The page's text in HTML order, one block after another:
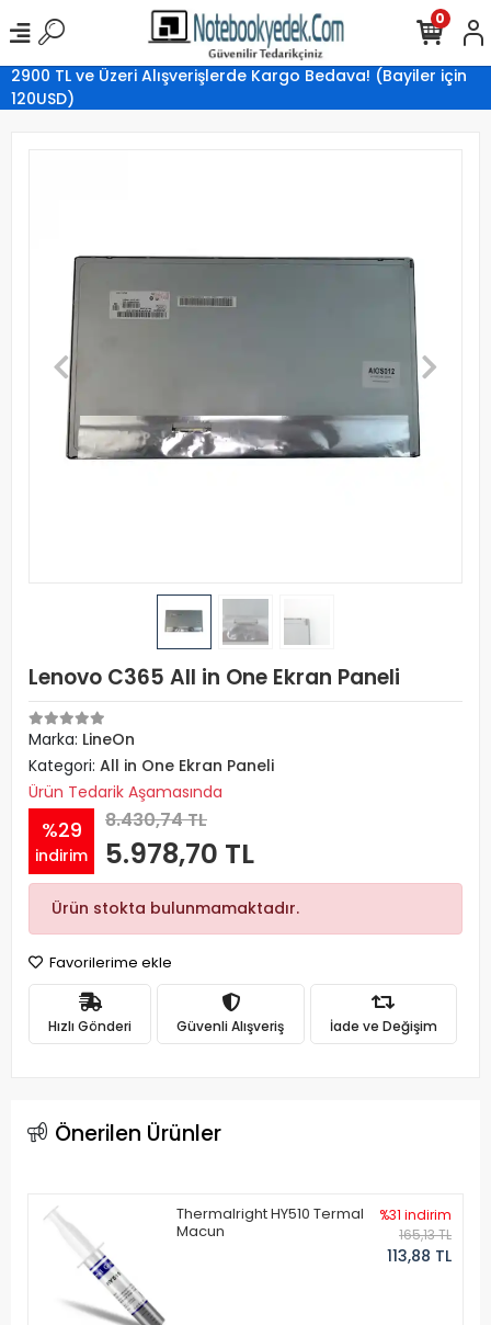
2900 TL ve Üzeri Alışverişlerde Kargo Bedava! (Bayiler için
120USD)
0
Lenovo C365 All in One Ekran Paneli
Marka: LineOn
Kategori: All in One Ekran Paneli
Ürün Tedarik Aşamasında
%29
indirim
8.430,74 TL
5.978,70 TL
Ürün stokta bulunmamaktadır.
Favorilerime ekle
Hızlı Gönderi Güvenli Alışveriş İade ve Değişim
Önerilen Ürünler
Thermalright HY510 Termal
Macun
%31 indirim
165,13 TL
113,88 TL